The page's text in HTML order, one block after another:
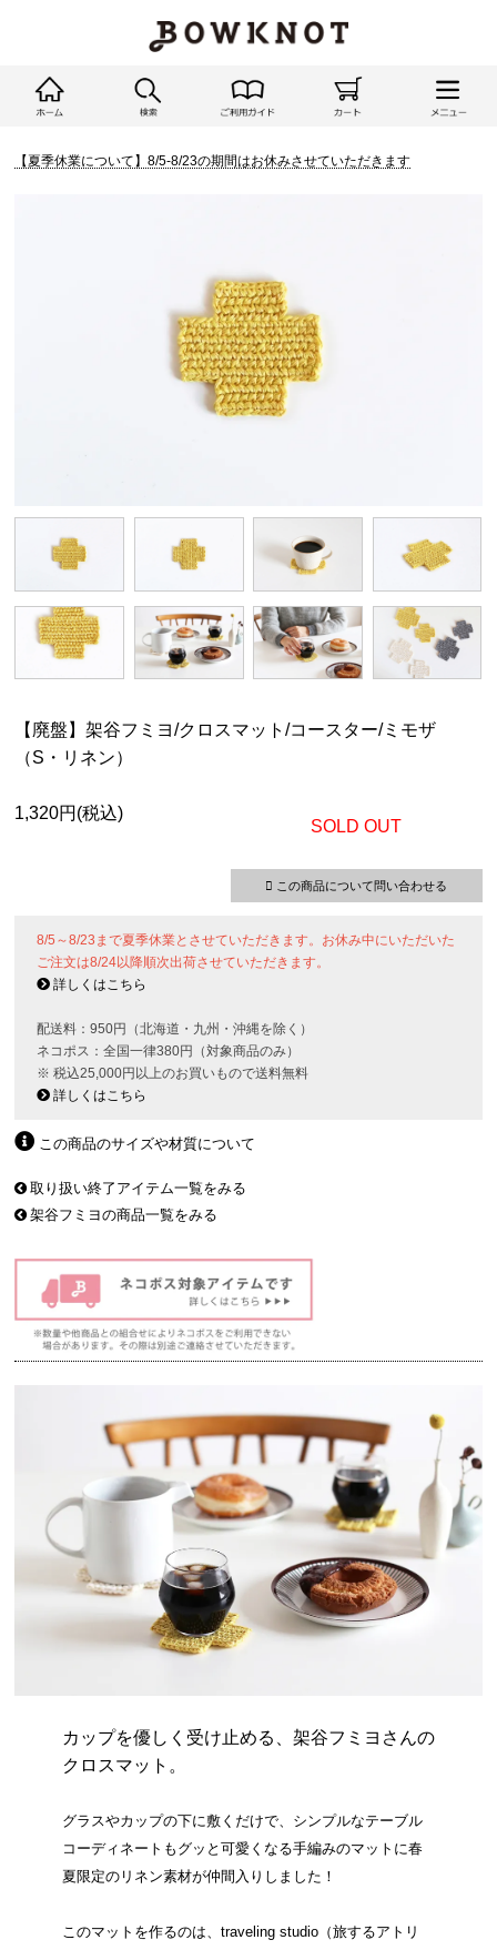
【夏季休業について】8/5-8/23の期間はお休みさせていただきます
【廃盤】架谷フミヨ/クロスマット/コースター/ミモザ
（S・リネン）
1,320円(税込)
SOLD OUT
この商品について問い合わせる
8/5～8/23まで夏季休業とさせていただきます。お休み中にいただいた
ご注文は8/24以降順次出荷させていただきます。
詳しくはこちら
配送料：950円（北海道・九州・沖縄を除く）
ネコポス：全国一律380円（対象商品のみ）
※ 税込25,000円以上のお買いもので送料無料
詳しくはこちら
この商品のサイズや材質について
取り扱い終了アイテム一覧をみる
架谷フミヨの商品一覧をみる
カップを優しく受け止める、架谷フミヨさんの
クロスマット。
グラスやカップの下に敷くだけで、シンプルなテーブル
コーディネートもグッと可愛くなる手編みのマットに春
夏限定のリネン素材が仲間入りしました！
このマットを作るのは、traveling studio（旅するアトリ